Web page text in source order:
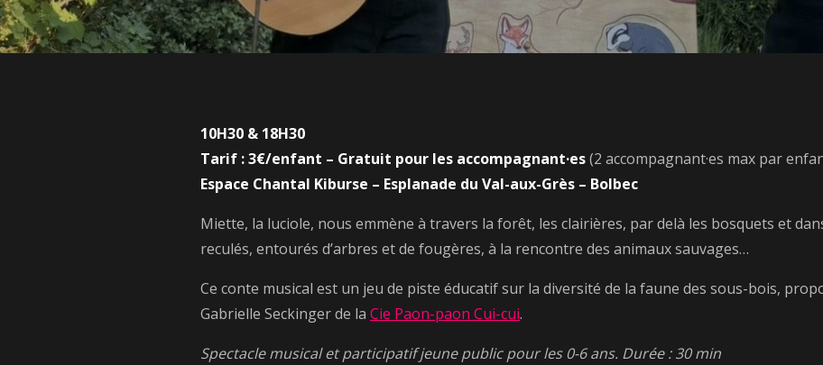
10H30 & 18H30
Tarif : 3€/enfant – Gratuit pour les accompagnant·es(2 accompagnant·es max par
Espace Chantal Kiburse – Esplanade du Val-aux-Grès – Bolbec
Miette, la luciole, nous emmène à travers la forêt, les clairières, par delà les bosquets et
reculés, entourés d’arbres et de fougères, à la rencontre des animaux sauvages…
Ce conte musical est un jeu de piste éducatif sur la diversité de la faune des sous-bois,
Gabrielle Seckinger de la Cie Paon-paon Cui-cui.
Spectacle musical et participatif jeune public pour les 0-6 ans. Durée : 30 min